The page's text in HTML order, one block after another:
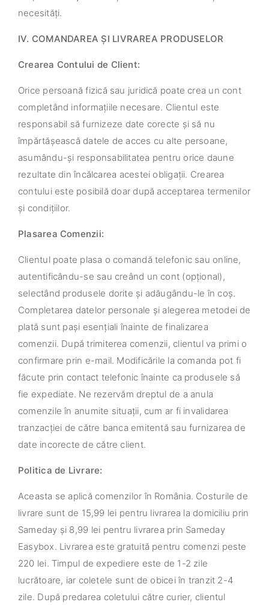
necesități.
IV. COMANDAREA ȘI LIVRAREA PRODUSELOR
Crearea Contului de Client:
Orice persoană fizică sau juridică poate crea un cont
completând informațiile necesare. Clientul este
responsabil să furnizeze date corecte și să nu
împărtășească datele de acces cu alte persoane,
asumându-și responsabilitatea pentru orice daune
rezultate din încălcarea acestei obligații. Crearea
contului este posibilă doar după acceptarea termenilor
și condițiilor.
Plasarea Comenzii:
Clientul poate plasa o comandă telefonic sau online,
autentificându-se sau creând un cont (opțional),
selectând produsele dorite și adăugându-le în coș.
Completarea datelor personale și alegerea metodei de
plată sunt pași esențiali înainte de finalizarea
comenzii. După trimiterea comenzii, clientul va primi o
confirmare prin e-mail. Modificările la comanda pot fi
făcute prin contact telefonic înainte ca produsele să
fie expediate. Ne rezervăm dreptul de a anula
comenzile în anumite situații, cum ar fi invalidarea
tranzacției de către banca emitentă sau furnizarea de
date incorecte de către client.
Politica de Livrare:
Aceasta se aplică comenzilor în România. Costurile de
livrare sunt de 15,99 lei pentru livrarea la domiciliu prin
Sameday și 8,99 lei pentru livrarea prin Sameday
Easybox. Livrarea este gratuită pentru comenzi peste
220 lei. Timpul de expediere este de 1-2 zile
lucrătoare, iar coletele sunt de obicei în tranzit 2-4
zile. După predarea coletului către curier, clientul